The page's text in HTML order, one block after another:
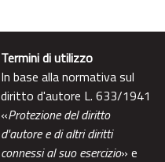
Termini di utilizzo
In base alla normativa sul
diritto d'autore L. 633/1941
«Protezione del diritto
d'autore e di altri diritti
connessi al suo esercizio» e